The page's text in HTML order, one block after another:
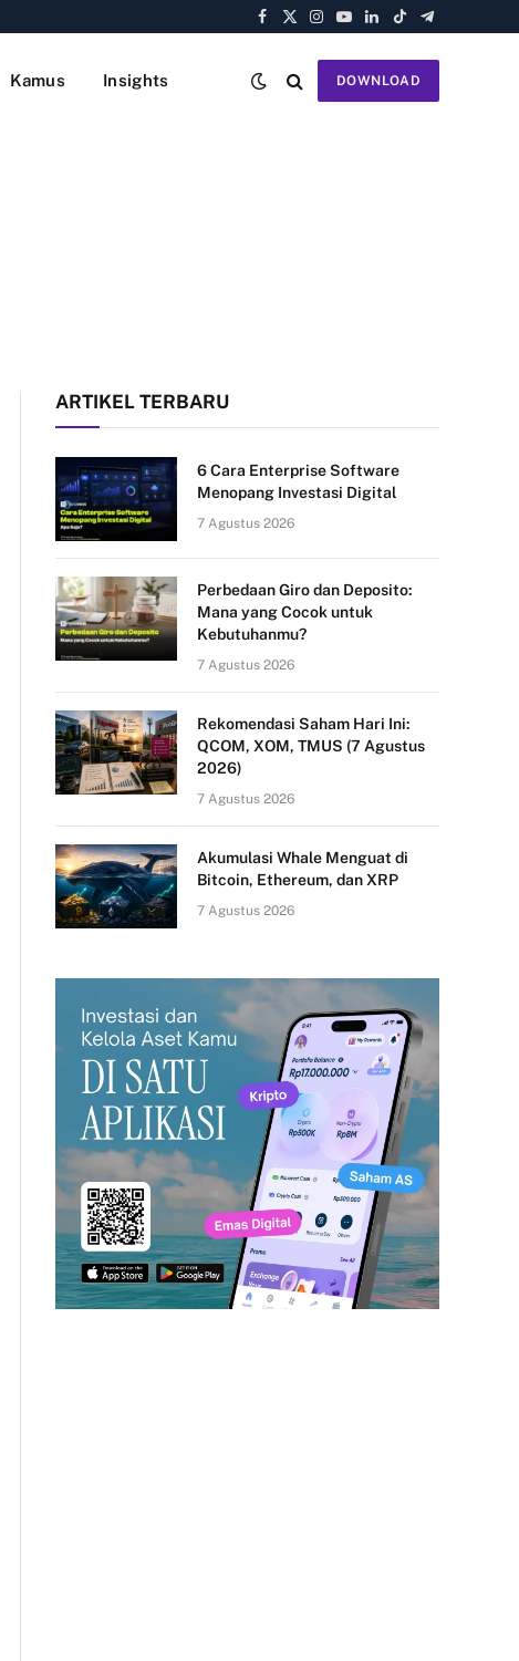
Facebook
X
Instagram
YouTube
LinkedIn
TikTokTelegram
Kamus Insights DOWNLOAD
ARTIKEL TERBARU
6 Cara Enterprise Software
Menopang Investasi Digital
7 Agustus 2026
Perbedaan Giro dan Deposito:
Mana yang Cocok untuk
Kebutuhanmu?
7 Agustus 2026
Rekomendasi Saham Hari Ini:
QCOM, XOM, TMUS (7 Agustus
2026)
7 Agustus 2026
Akumulasi Whale Menguat di
Bitcoin, Ethereum, dan XRP
7 Agustus 2026